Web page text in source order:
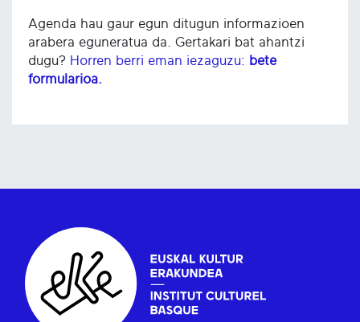
Agenda hau gaur egun ditugun informazioen
arabera eguneratua da. Gertakari bat ahantzi
dugu? Horren berri eman iezaguzu: bete
formularioa.